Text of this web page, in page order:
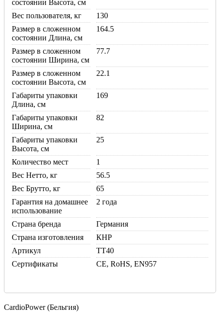
состоянии Высота, см
Вес пользователя, кг
130
Размер в сложенном
состоянии Длина, см
164.5
Размер в сложенном
состоянии Ширина, см
77.7
Размер в сложенном
состоянии Высота, см
22.1
Габариты упаковки
Длина, см
169
Габариты упаковки
Ширина, см
82
Габариты упаковки
Высота, см
25
Количество мест
1
Вес Нетто, кг
56.5
Вес Брутто, кг
65
Гарантия на домашнее
использование
2 года
Страна бренда
Германия
Страна изготовления
КНР
Артикул
TT40
Сертификаты
CE, RoHS, EN957
CardioPower (Бельгия)